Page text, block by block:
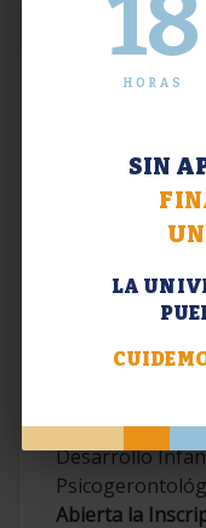
18
HORAS
SIN
LA
Extensión.
Desarrollo
Abierta la